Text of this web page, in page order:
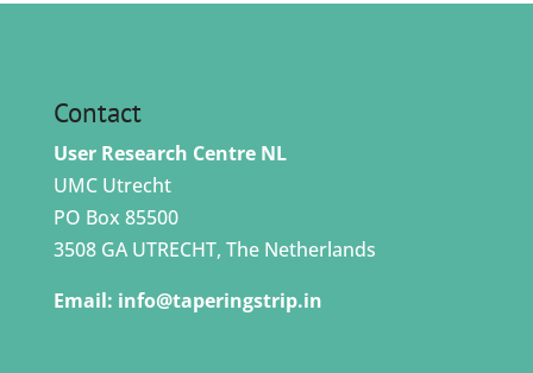
Contact
User Research Centre NL
UMC Utrecht
PO Box 85500
3508 GA UTRECHT, The Netherlands
Email: info@taperingstrip.in